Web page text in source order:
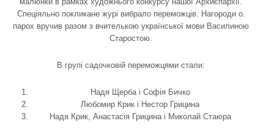
Спеціяльно покликане журі вибрало переможців. Нагороди о.
парох вручив разом з вчителькою української мови Василиною
Старостою.
В групі садочковій переможцями стали:
Надя Щерба і Софія Бичко
Любомир Крик і Нестор Грицина
Надя Крик, Анастасія Грицина і Миколай Стаюра